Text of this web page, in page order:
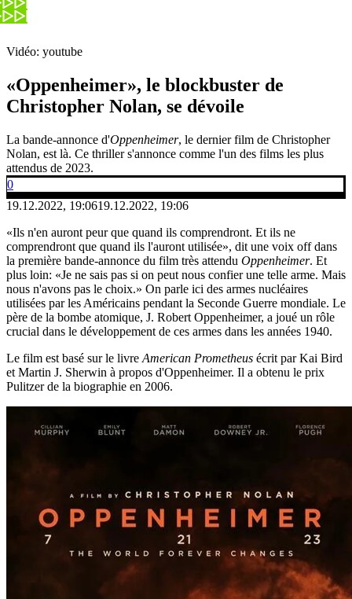
Vidéo: youtube
«Oppenheimer», le blockbuster de
Christopher Nolan, se dévoile
La bande-annonce d'Oppenheimer, le dernier film de Christopher
Nolan, est là. Ce thriller s'annonce comme l'un des films les plus
attendus de 2023.
0
19.12.2022, 19:0619.12.2022, 19:06
«Ils n'en auront peur que quand ils comprendront. Et ils ne
comprendront que quand ils l'auront utilisée», dit une voix off dans
la première bande-annonce du film très attendu Oppenheimer. Et
plus loin: «Je ne sais pas si on peut nous confier une telle arme. Mais
nous n'avons pas le choix.» On parle ici des armes nucléaires
utilisées par les Américains pendant la Seconde Guerre mondiale. Le
père de la bombe atomique, J. Robert Oppenheimer, a joué un rôle
crucial dans le développement de ces armes dans les années 1940.
Le film est basé sur le livre American Prometheus écrit par Kai Bird
et Martin J. Sherwin à propos d'Oppenheimer. Il a obtenu le prix
Pulitzer de la biographie en 2006.